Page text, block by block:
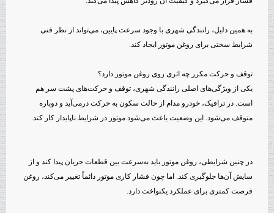
به همین دلیل، رانندگی شهری با وجود سرعت پایین، می‌تواند از نظر فنی
شرایط سختی برای روغن موتور ایجاد کند.
توقف و حرکت مکرر چه اثری روی روغن موتور دارد؟
یکی از ویژگی‌های اصلی رانندگی شهری، توقف و حرکت‌های پشت سر هم
است. در ترافیک، خودرو مدام از حالت سکون به حرکت درمی‌آید و دوباره
متوقف می‌شود. این وضعیت باعث می‌شود موتور در شرایط ناپایدار کار کند.
در چنین شرایطی، روغن موتور باید به‌سرعت بین قطعات جریان پیدا کند و از
سایش آن‌ها جلوگیری کند. اما چون فشار کاری موتور دائماً تغییر می‌کند، روغن
فرصت کمتری برای عملکرد یکنواخت دارد.